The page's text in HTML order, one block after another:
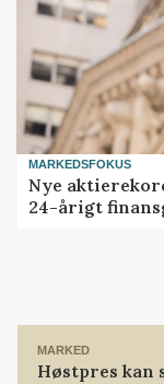
MARKEDSFOKUS
Nye
24-årigt
MARKED
Høstpres kan